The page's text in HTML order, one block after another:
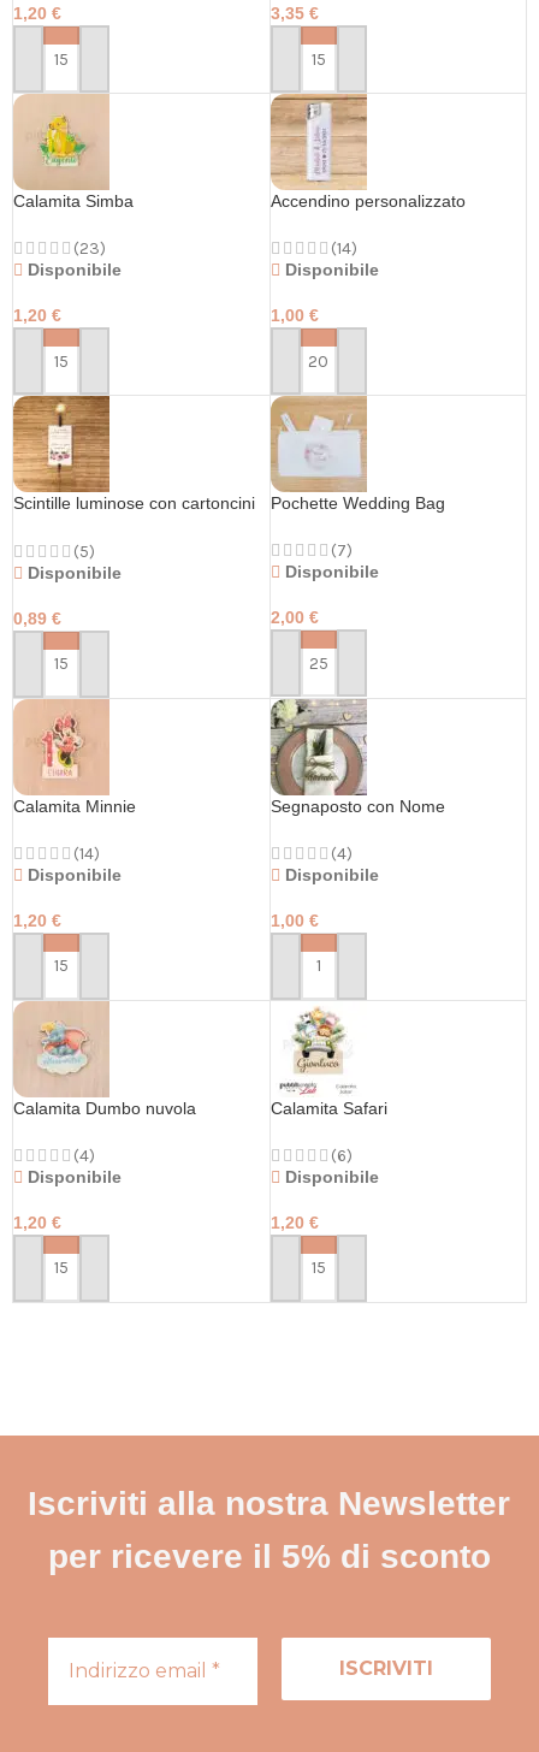
1,20 €
PERSONALIZZA
3,35 €
PERSONALIZZA
Calamita Simba
(23)
Disponibile
1,20 €
PERSONALIZZA
Accendino personalizzato
(14)
Disponibile
1,00 €
PERSONALIZZA
Scintille luminose con cartoncini
(5)
Disponibile
0,89 €
PERSONALIZZA
Pochette Wedding Bag
(7)
Disponibile
2,00 €
PERSONALIZZA
Calamita Minnie
(14)
Disponibile
1,20 €
PERSONALIZZA
Segnaposto con Nome
(4)
Disponibile
1,00 €
PERSONALIZZA
Calamita Dumbo nuvola
(4)
Disponibile
1,20 €
PERSONALIZZA
Calamita Safari
(6)
Disponibile
1,20 €
PERSONALIZZA
Iscriviti alla nostra Newsletter
per ricevere il 5% di sconto